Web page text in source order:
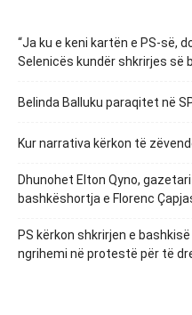
“Ja ku e keni kartën e PS-së,
Selenicës kundër shkrirjes së
Belinda Balluku paraqitet në
Kur narrativa kërkon të
Dhunohet Elton Qyno,
bashkëshortja e Florenc
PS kërkon shkrirjen e
ngrihemi në protestë për të